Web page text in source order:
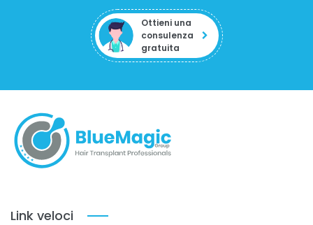
Ottieni una
consulenza
gratuita
Link veloci